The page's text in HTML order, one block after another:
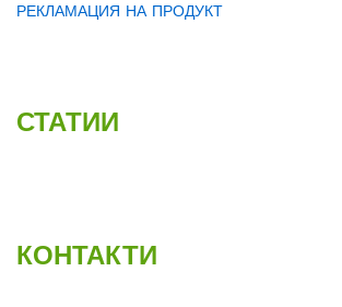
РЕКЛАМАЦИЯ НА ПРОДУКТ
СТАТИИ
КОНТАКТИ